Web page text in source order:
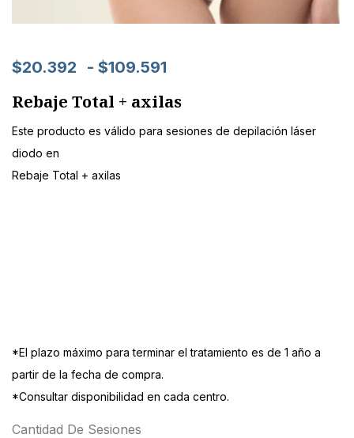
$20.392 - $109.591
Rebaje Total + axilas
Este producto es válido para sesiones de depilación láser
diodo en
Rebaje Total + axilas
*El plazo máximo para terminar el tratamiento es de 1 año a
partir de la fecha de compra.
*Consultar disponibilidad en cada centro.
Cantidad De Sesiones